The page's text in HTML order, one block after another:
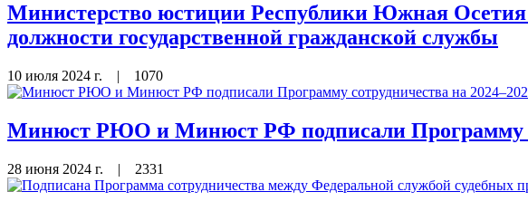
Министерство юстиции Республики Южная Осетия
должности государственной гражданской службы
10 июля 2024 г. | 1070
Минюст РЮО и Минюст РФ подписали Программу
28 июня 2024 г. | 2331